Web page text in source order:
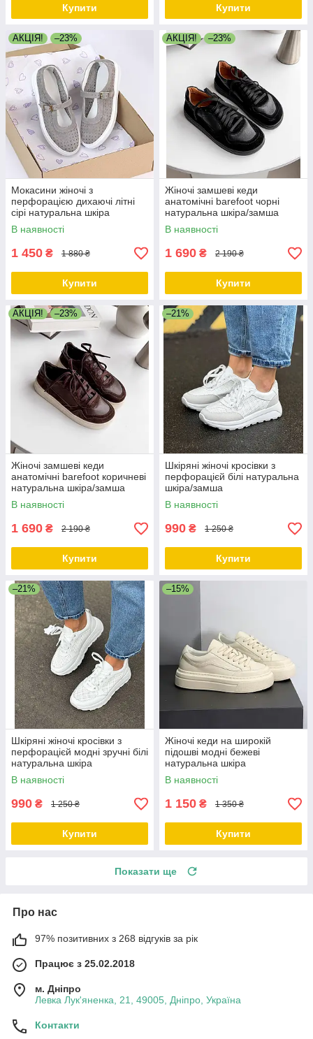
Купити Купити
АКЦІЯ! –23%
Мокасини жіночі з
перфорацією дихаючі літні
сірі натуральна шкіра
В наявності
1 450 ₴ 1 880 ₴
Купити
АКЦІЯ! –23%
Жіночі замшеві кеди
анатомічні barefoot чорні
натуральна шкіра/замша
В наявності
1 690 ₴ 2 190 ₴
Купити
АКЦІЯ! –23%
Жіночі замшеві кеди
анатомічні barefoot коричневі
натуральна шкіра/замша
В наявності
1 690 ₴ 2 190 ₴
Купити
–21%
Шкіряні жіночі кросівки з
перфорацієй білі натуральна
шкіра/замша
В наявності
990 ₴ 1 250 ₴
Купити
–21%
Шкіряні жіночі кросівки з
перфорацієй модні зручні білі
натуральна шкіра
В наявності
990 ₴ 1 250 ₴
Купити
–15%
Жіночі кеди на широкій
підошві модні бежеві
натуральна шкіра
В наявності
1 150 ₴ 1 350 ₴
Купити
Показати ще
Про нас
97% позитивних з 268 відгуків за рік
Працює з 25.02.2018
м. Дніпро
Левка Лук'яненка, 21, 49005, Дніпро, Україна
Контакти